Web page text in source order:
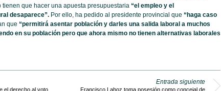
que hacer una apuesta presupuestaria “el empleo y el
desaparece”.Por ello, ha pedido al presidente provincial que “haga caso
que “permitirá asentar población y darles una salida laboral a muchos
en su población pero que ahora mismo no tienen alternativas laborales
el derecho al voto
Entrada siguiente
Francisco Lahoz toma posesión como concejal de